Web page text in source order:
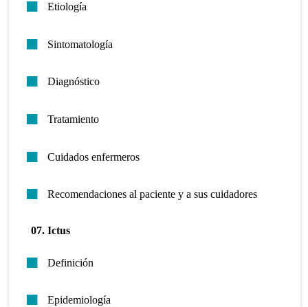
Etiología
Sintomatología
Diagnóstico
Tratamiento
Cuidados enfermeros
Recomendaciones al paciente y a sus cuidadores
07. Ictus
Definición
Epidemiología